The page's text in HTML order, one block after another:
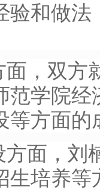
验和做
，双方
范学院
等方面
面，刘
生培养